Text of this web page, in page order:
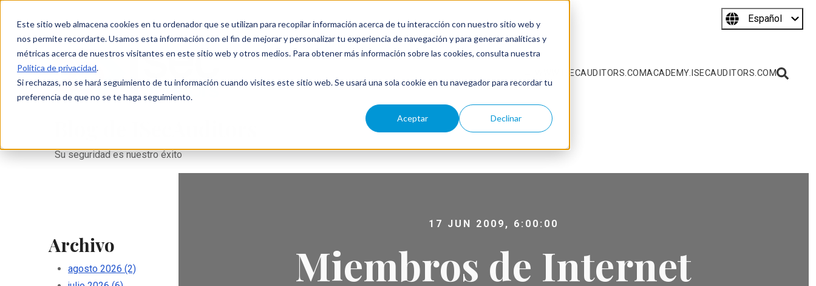
Este sitio web almacena cookies en tu ordenador que se utilizan para recopilar información acerca de tu interacción con nuestro sitio web y
nos permite recordarte. Usamos esta información con el fin de mejorar y personalizar tu experiencia de navegación y para generar analíticas y
métricas acerca de nuestros visitantes en este sitio web y otros medios. Para obtener más información sobre las cookies, consulta nuestra
Política de privacidad.
Si rechazas, no se hará seguimiento de tu información cuando visites este sitio web. Se usará una sola cookie en tu navegador para recordar tu
preferencia de que no se te haga seguimiento.
Aceptar Declinar
Español
← WWW.ISECAUDITORS.COMACADEMY.ISECAUDITORS.COM
Su seguridad es nuestro éxito
Archivo
agosto 2026 (2)
17 JUN 2009, 6:00:00
Miembros de Internet